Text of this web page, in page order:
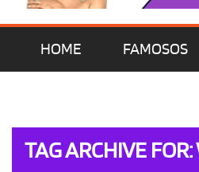
HOME FAMOSOS
TAG ARCHIVE